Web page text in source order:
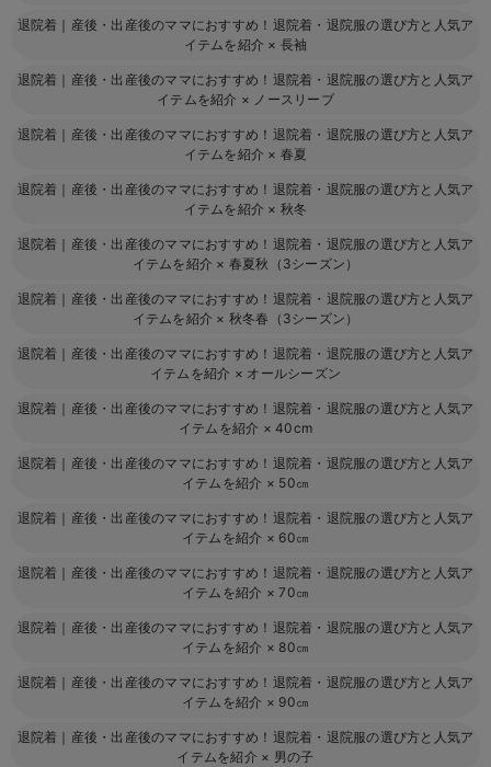
退院着｜産後・出産後のママにおすすめ！退院着・退院服の選び方と人気ア
イテムを紹介 × 長袖
退院着｜産後・出産後のママにおすすめ！退院着・退院服の選び方と人気ア
イテムを紹介 × ノースリーブ
退院着｜産後・出産後のママにおすすめ！退院着・退院服の選び方と人気ア
イテムを紹介 × 春夏
退院着｜産後・出産後のママにおすすめ！退院着・退院服の選び方と人気ア
イテムを紹介 × 秋冬
退院着｜産後・出産後のママにおすすめ！退院着・退院服の選び方と人気ア
イテムを紹介 × 春夏秋（3シーズン）
退院着｜産後・出産後のママにおすすめ！退院着・退院服の選び方と人気ア
イテムを紹介 × 秋冬春（3シーズン）
退院着｜産後・出産後のママにおすすめ！退院着・退院服の選び方と人気ア
イテムを紹介 × オールシーズン
退院着｜産後・出産後のママにおすすめ！退院着・退院服の選び方と人気ア
イテムを紹介 ×40cm
退院着｜産後・出産後のママにおすすめ！退院着・退院服の選び方と人気ア
イテムを紹介 × 50㎝
退院着｜産後・出産後のママにおすすめ！退院着・退院服の選び方と人気ア
イテムを紹介 × 60㎝
退院着｜産後・出産後のママにおすすめ！退院着・退院服の選び方と人気ア
イテムを紹介 ×70㎝
退院着｜産後・出産後のママにおすすめ！退院着・退院服の選び方と人気ア
イテムを紹介 × 80㎝
退院着｜産後・出産後のママにおすすめ！退院着・退院服の選び方と人気ア
イテムを紹介 × 90㎝
退院着｜産後・出産後のママにおすすめ！退院着・退院服の選び方と人気ア
イテムを紹介 × 男の子